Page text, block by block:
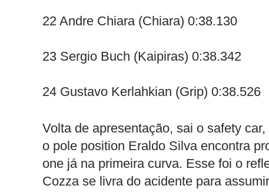
22 Andre Chiara (Chiara) 0:38.130
23 Sergio Buch (Kaipiras) 0:38.342
24 Gustavo Kerlahkian (Grip) 0:38.526
Volta de apresentação, sai o safety
o pole position Eraldo Silva encontra
one já na primeira curva. Esse foi o
Cozza se livra do acidente para